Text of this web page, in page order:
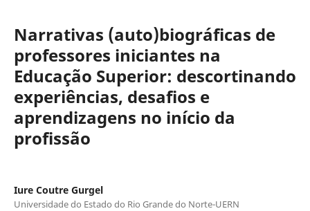
Narrativas (auto)biográficas de
professores iniciantes na
Educação Superior: descortinando
experiências, desafios e
aprendizagens no início da
profissão
Iure Coutre Gurgel
Universidade do Estado do Rio Grande do Norte-UERN